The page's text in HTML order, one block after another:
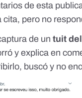
de esta
cita, pero no
de untuit
y explica en
buscó y no